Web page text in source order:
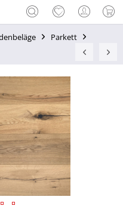
Parkett